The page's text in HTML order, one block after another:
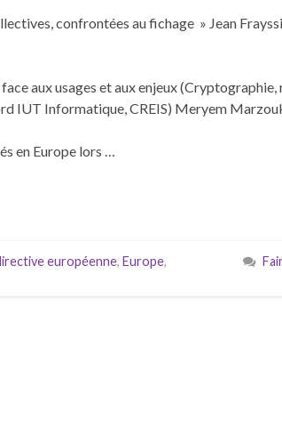
confrontées au fichage » Jean
aux usages et aux enjeux
IUT Informatique, CREIS) Meryem
en Europe lors …
européenne, Europe,